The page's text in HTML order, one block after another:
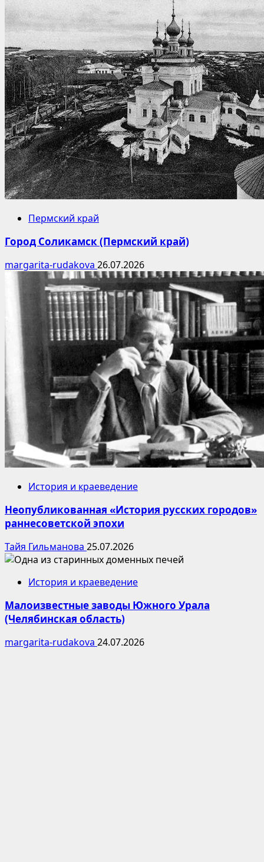
Пермский край
Город Соликамск (Пермский край)
margarita-rudakova 26.07.2026
История и краеведение
Неопубликованная «История русских городов»
раннесоветской эпохи
Тайя Гильманова 25.07.2026
История и краеведение
Малоизвестные заводы Южного Урала
(Челябинская область)
margarita-rudakova 24.07.2026